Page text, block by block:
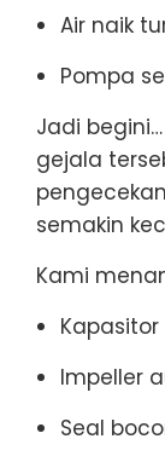
Air naik
Pompa
Jadi
gejala
semakin
Kami
Impeller
Seal